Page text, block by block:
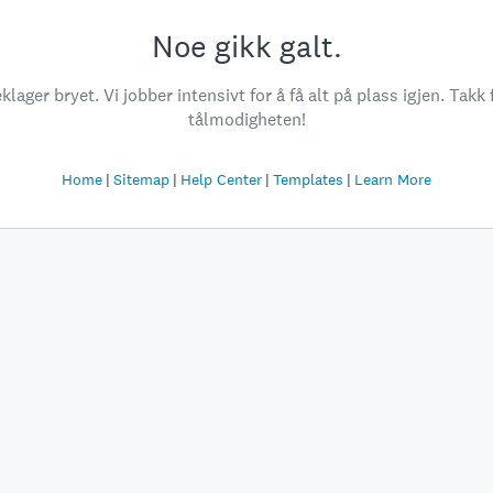
Noe gikk galt.
bryet. Vi jobber intensivt for å få alt på plass igjen. Takk
tålmodigheten!
Home Sitemap Help Center Templates Learn More